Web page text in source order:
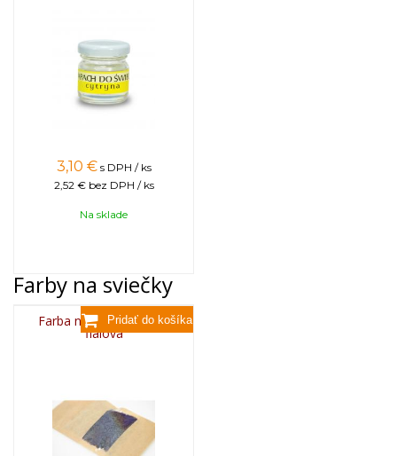
3,10 € s DPH / ks
2,52 € bez DPH / ks
Na sklade
Farby na sviečky
Farba na sviečky, 25g -
fialová